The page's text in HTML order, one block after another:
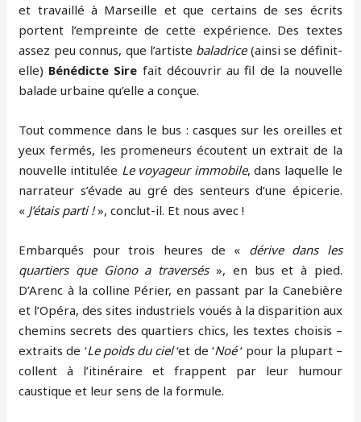
et travaillé à Marseille et que certains de ses écrits
portent l’empreinte de cette expérience. Des textes
assez peu connus, que l’artiste baladrice (ainsi se définit-
elle) Bénédicte Sire fait découvrir au fil de la nouvelle
balade urbaine qu’elle a conçue.
Tout commence dans le bus : casques sur les oreilles et
yeux fermés, les promeneurs écoutent un extrait de la
nouvelle intitulée Le voyageur immobile, dans laquelle le
narrateur s’évade au gré des senteurs d’une épicerie.
« J’étais parti !», conclut-il. Et nous avec !
Embarqués pour trois heures de « dérive dans les
quartiers que Giono a traversés», en bus et à pied.
D’Arenc à la colline Périer, en passant par la Canebière
et l’Opéra, des sites industriels voués à la disparition aux
chemins secrets des quartiers chics, les textes choisis –
extraits de ‘Le poids du ciel‘et de ‘Noé‘ pour la plupart –
collent à l’itinéraire et frappent par leur humour
caustique et leur sens de la formule.